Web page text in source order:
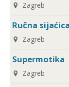
Zagreb
Ručna
Zagreb
Supermotika
Zagreb